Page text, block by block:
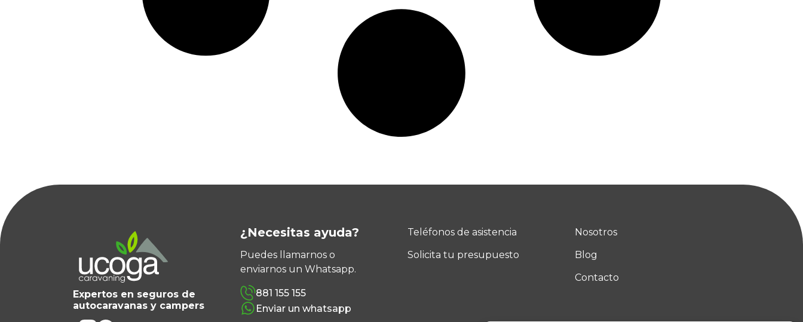
Expertos en seguros de
autocaravanas y campers
¿Necesitas ayuda?
Puedes llamarnos o
enviarnos un Whatsapp.
881 155 155
Enviar un whatsapp
Teléfonos de asistencia
Solicita tu presupuesto
Nosotros
Blog
Contacto